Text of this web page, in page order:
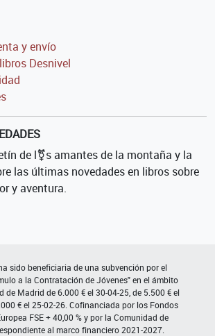
y envío
Desnivel
de l⚧s amantes de la montaña y la
las últimas novedades en libros sobre
y aventura.
sido beneficiaria de una subvención por el
a la Contratación de Jóvenes" en el ámbito
de Madrid de 6.000 € el 30-04-25, de 5.500 € el
€ el 25-02-26. Cofinanciada por los Fondos
FSE + 40,00 % y por la Comunidad de
al marco financiero 2021-2027.